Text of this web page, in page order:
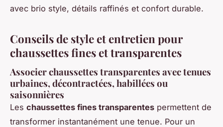
avec brio style, détails raffinés et confort durable.
Conseils de style et entretien pour
chaussettes fines et transparentes
Associer chaussettes transparentes avec tenues
urbaines, décontractées, habillées ou
saisonnières
Les chaussettes fines transparentes permettent de
transformer instantanément une tenue. Pour un